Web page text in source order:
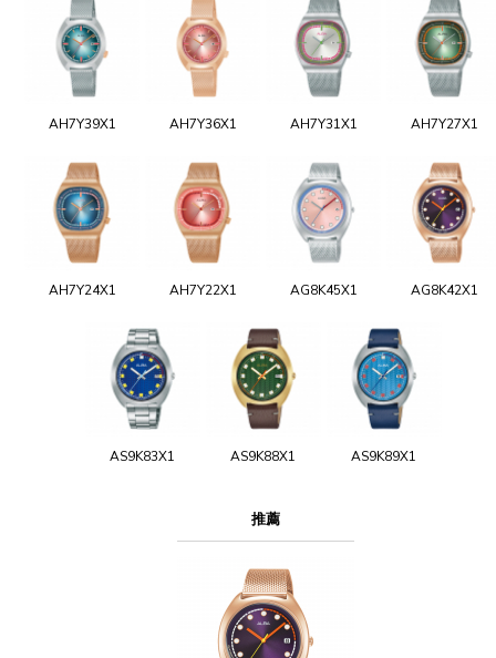
AH7Y39X1 AH7Y36X1 AH7Y31X1 AH7Y27X1
AH7Y24X1 AH7Y22X1 AG8K45X1 AG8K42X1
AS9K83X1 AS9K88X1 AS9K89X1
推薦